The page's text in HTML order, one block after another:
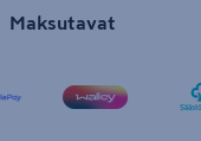
Maksutavat